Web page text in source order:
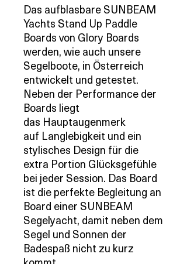
Das aufblasbare SUNBEAM
Yachts Stand Up Paddle
Boards von Glory Boards
werden, wie auch unsere
Segelboote, in Österreich
entwickelt und getestet.
Neben der Performance der
Boards liegt
das Hauptaugenmerk
auf Langlebigkeit und ein
stylisches Design für die
extra Portion Glücksgefühle
bei jeder Session. Das Board
ist die perfekte Begleitung an
Board einer SUNBEAM
Segelyacht, damit neben dem
Segel und Sonnen der
Badespaß nicht zu kurz